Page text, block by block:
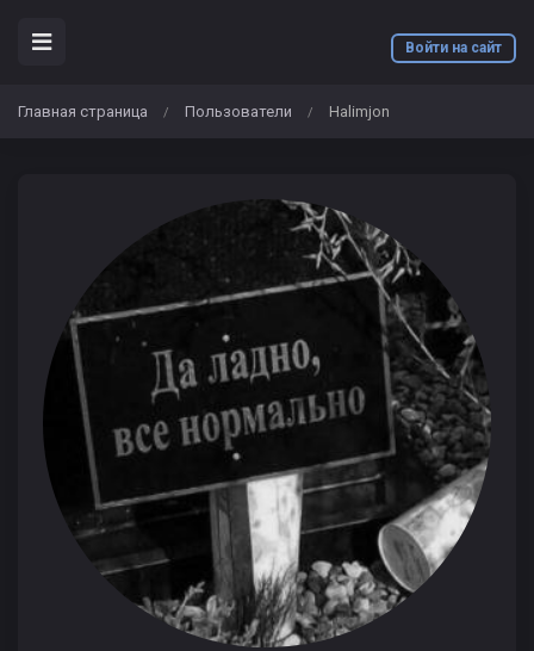
Войти на сайт
Главная страница / Пользователи / Halimjon